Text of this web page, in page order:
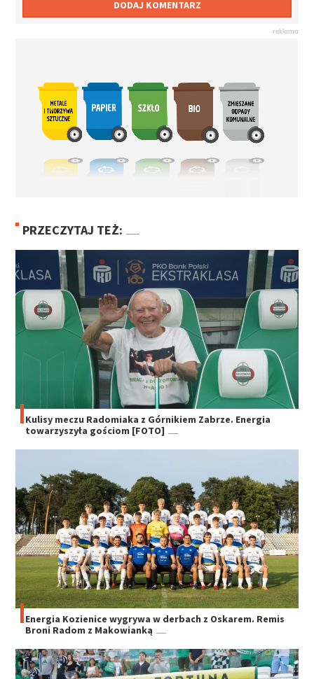
DODAJ KOMENTARZ
PRZECZYTAJ TEŻ:
Kulisy meczu Radomiaka z Górnikiem Zabrze. Energia
towarzyszyła gościom [FOTO]
Energia Kozienice wygrywa w derbach z Oskarem. Remis
Broni Radom z Makowianką